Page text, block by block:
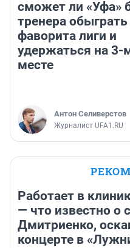
сможет ли «Уфа»
тренера обыграть
фаворита лиги и
удержаться на 3-
месте
Антон Селиверстов
Журналист UFA1.RU
Работает в
— что известно о
Дмитриенко,
концерте в